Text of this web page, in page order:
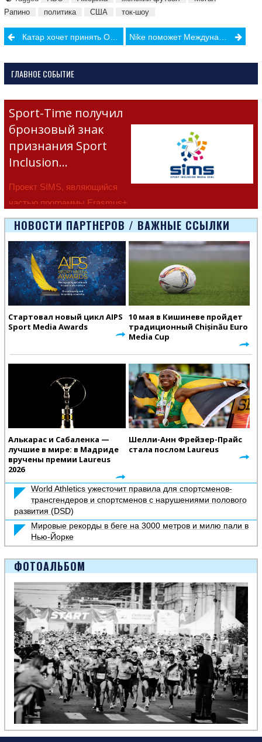
Рапино
политика США ток-шоу
PostКатар хочет принять Олимпийские игры Nike поможет Международной Федерации Борьбы
ГЛАВНОЕ СОБЫТИЕ
Sport-Time получил
бронзовый знак
признания Sport
Inclusion…
Проект SIMS, являющийся
частью программы Erasmus+
Европейско
НОВОСТИ ПАРТНЕРОВ / ВАЖНЫЕ ССЫЛКИ
Стартовал новый цикл AIPS
Sport Media Awards
10 мая в Кишиневе пройдет
традиционный Chișinău Euro
Media Cup
Алькарас и Сабаленка —
лучшие в мире: в Мадриде
вручены премии Laureus
2026
Шелли-Анн Фрейзер-Прайс
стала послом Laureus
World Athletics ужесточит правила для спортсменов-
трансгендеров и спортсменов с нарушениями полового
развития (DSD)
Мировые рекорды в беге на 3000 метров и милю пали в
Нью-Йорке
ФОТОАЛЬБОМ